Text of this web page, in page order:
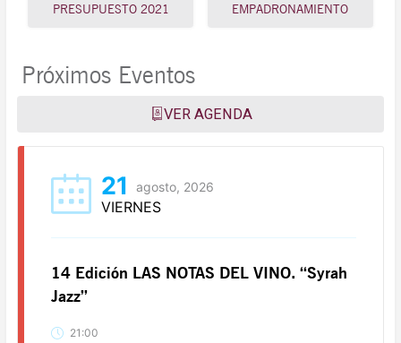
PRESUPUESTO 2021 EMPADRONAMIENTO
Próximos Eventos
VER AGENDA
21 agosto, 2026
VIERNES
14 Edición LAS NOTAS DEL VINO. “Syrah
Jazz”
21:00